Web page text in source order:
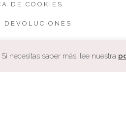
DE COOKIES
DEVOLUCIONES
necesitas saber más, lee nuestra